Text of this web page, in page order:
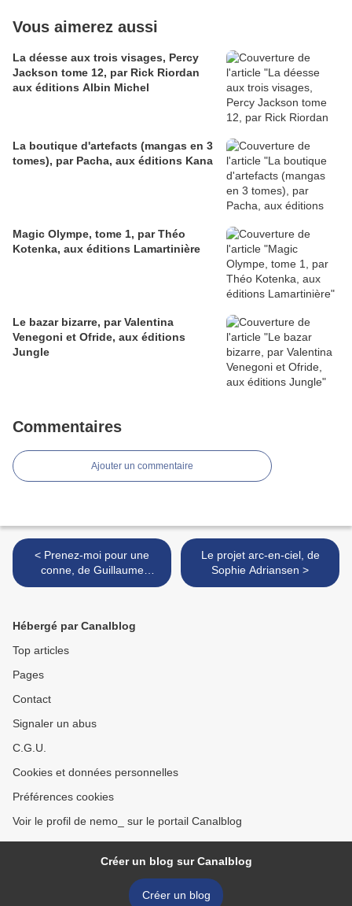
Vous aimerez aussi
La déesse aux trois visages, Percy
Jackson tome 12, par Rick Riordan
aux éditions Albin Michel
La boutique d'artefacts (mangas en 3
tomes), par Pacha, aux éditions Kana
Magic Olympe, tome 1, par Théo
Kotenka, aux éditions Lamartinière
Le bazar bizarre, par Valentina
Venegoni et Ofride, aux éditions
Jungle
Commentaires
Ajouter un commentaire
< Prenez-moi pour une
conne, de Guillaume
Clicquot
Le projet arc-en-ciel, de
Sophie Adriansen >
Hébergé par Canalblog
Top articles
Pages
Contact
Signaler un abus
C.G.U.
Cookies et données personnelles
Préférences cookies
Voir le profil de nemo_ sur le portail Canalblog
Créer un blog sur Canalblog
Créer un blog